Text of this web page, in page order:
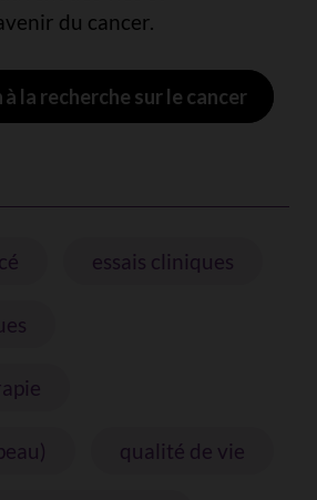
du cancer.
à la recherche sur le cancer
essais cliniques
qualité de vie